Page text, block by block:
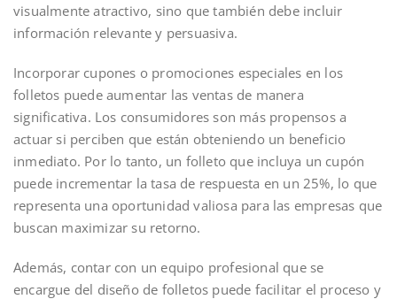
visualmente atractivo, sino que también debe incluir
información relevante y persuasiva.
Incorporar cupones o promociones especiales en los
folletos puede aumentar las ventas de manera
significativa. Los consumidores son más propensos a
actuar si perciben que están obteniendo un beneficio
inmediato. Por lo tanto, un folleto que incluya un cupón
puede incrementar la tasa de respuesta en un 25%, lo que
representa una oportunidad valiosa para las empresas que
buscan maximizar su retorno.
Además, contar con un equipo profesional que se
encargue del diseño de folletos puede facilitar el proceso y